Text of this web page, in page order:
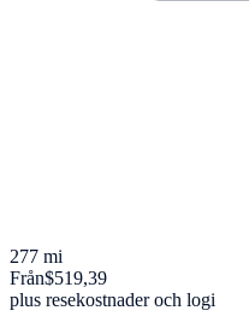
277 mi
Från$519,39
plus resekostnader och logi